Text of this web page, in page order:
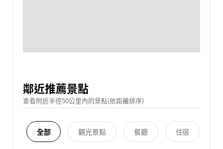
鄰近推薦景點
查看附近半徑50公里內的景點(依距離排序)
全部 觀光景點 餐廳 住宿